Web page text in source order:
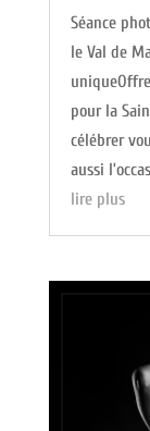
Séance
le Val de
pour la
célébrer
aussi
lire plus